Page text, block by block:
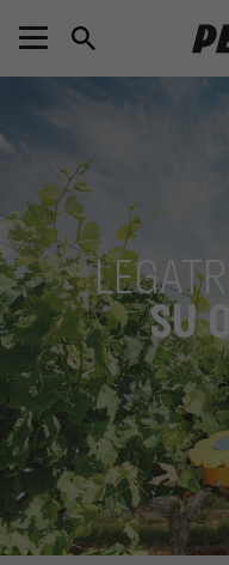
SU